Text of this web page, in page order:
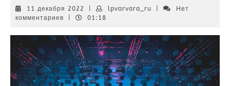
11 декабря 2022
декабря
lpvarvara_rulpvarvara_ru
Нет
комментариев
01:18